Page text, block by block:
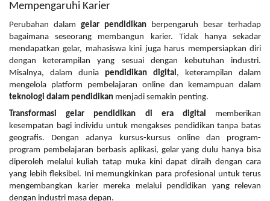
Mempengaruhi Karier
Perubahan dalam gelar pendidikan berpengaruh besar terhadap
bagaimana seseorang membangun karier. Tidak hanya sekadar
mendapatkan gelar, mahasiswa kini juga harus mempersiapkan diri
dengan keterampilan yang sesuai dengan kebutuhan industri.
Misalnya, dalam dunia pendidikan digital, keterampilan dalam
mengelola platform pembelajaran online dan kemampuan dalam
teknologi dalam pendidikan menjadi semakin penting.
Transformasi gelar pendidikan di era digital memberikan
kesempatan bagi individu untuk mengakses pendidikan tanpa batas
geografis. Dengan adanya kursus-kursus online dan program-
program pembelajaran berbasis aplikasi, gelar yang dulu hanya bisa
diperoleh melalui kuliah tatap muka kini dapat diraih dengan cara
yang lebih fleksibel. Ini memungkinkan para profesional untuk terus
mengembangkan karier mereka melalui pendidikan yang relevan
dengan industri masa depan.